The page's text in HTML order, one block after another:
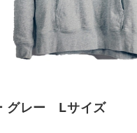
グレー Lサイズ